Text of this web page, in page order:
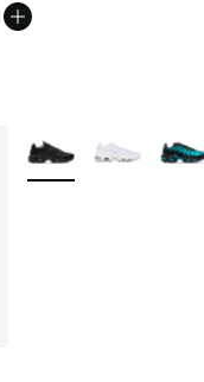
Plus de couleurs